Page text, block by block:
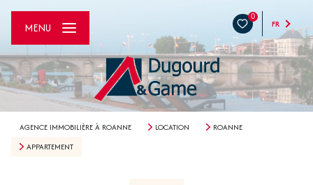
0
FR
MENU
AGENCE IMMOBILIÈRE À ROANNE LOCATION
ROANNE
APPARTEMENT